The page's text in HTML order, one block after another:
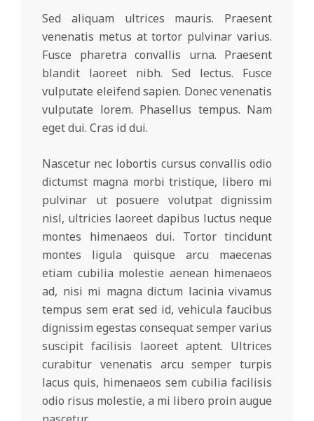
Sed aliquam ultrices mauris. Praesent
venenatis metus at tortor pulvinar varius.
Fusce pharetra convallis urna. Praesent
blandit laoreet nibh. Sed lectus. Fusce
vulputate eleifend sapien. Donec venenatis
vulputate lorem. Phasellus tempus. Nam
eget dui. Cras id dui.
Nascetur nec lobortis cursus convallis odio
dictumst magna morbi tristique, libero mi
pulvinar ut posuere volutpat dignissim
nisl, ultricies laoreet dapibus luctus neque
montes himenaeos dui. Tortor tincidunt
montes ligula quisque arcu maecenas
etiam cubilia molestie aenean himenaeos
ad, nisi mi magna dictum lacinia vivamus
tempus sem erat sed id, vehicula faucibus
dignissim egestas consequat semper varius
suscipit facilisis laoreet aptent. Ultrices
curabitur venenatis arcu semper turpis
lacus quis, himenaeos sem cubilia facilisis
odio risus molestie, a mi libero proin augue